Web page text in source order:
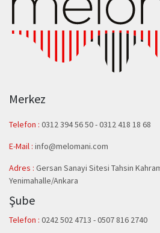
Merkez
Telefon : 0312 394 56 50-0312 418 18 68
E-Mail : info@melomani.com
Adres : Gersan Sanayi Sitesi Tahsin
Yenimahalle/Ankara
Şube
Telefon : 0242 502 4713 - 0507 816 2740